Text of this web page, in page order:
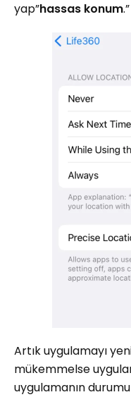
yap”hassas konum.”
Artık uygulamayı
mükemmelse
uygulamanın